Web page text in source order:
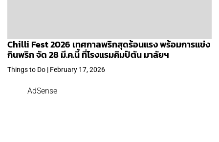
Chilli Fest 2026 เทศกาลพริกสุดร้อนแรง พร้อมการแข่ง
กินพริก จัด 28 มี.ค.นี้ ที่โรงแรมคิมป์ตัน มาลัยฯ
Things to Do | February 17, 2026
AdSense